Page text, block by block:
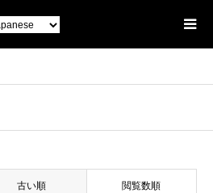
古い順 閲覧数順